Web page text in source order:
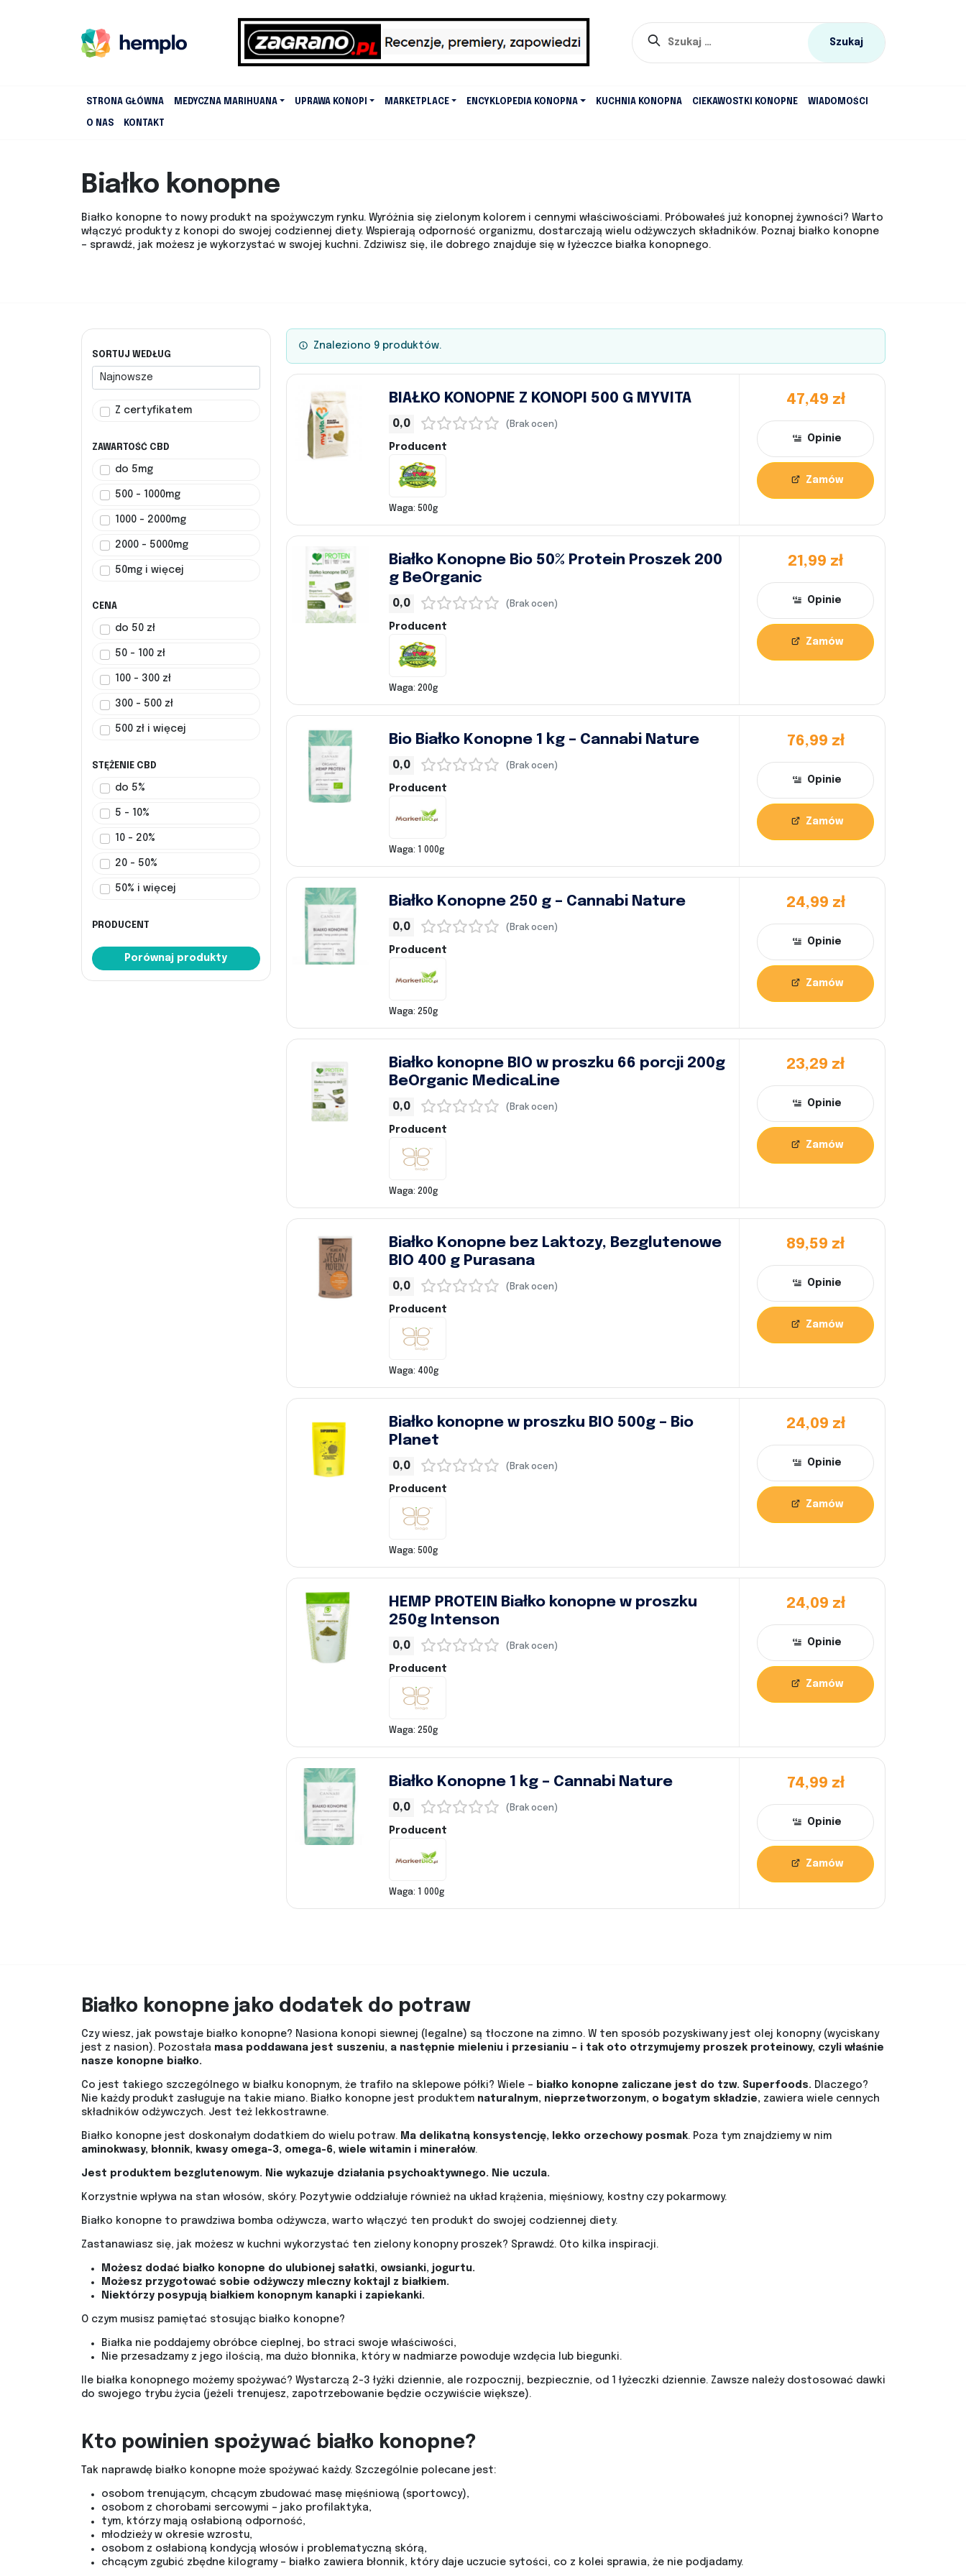
STRONA GŁÓWNA MEDYCZNA MARIHUANA UPRAWA KONOPI MARKETPLACE ENCYKLOPEDIA KONOPNA KUCHNIA KONOPNA CIEKAWOSTKI KONOPNE WIADOMOŚCI
O NAS KONTAKT
Białko konopne
Białko konopne to nowy produkt na spożywczym rynku. Wyróżnia się zielonym kolorem i cennymi właściwościami. Próbowałeś już konopnej żywności? Warto
włączyć produkty z konopi do swojej codziennej diety. Wspierają odporność organizmu, dostarczają wielu odżywczych składników. Poznaj białko konopne
– sprawdź, jak możesz je wykorzystać w swojej kuchni. Zdziwisz się, ile dobrego znajduje się w łyżeczce białka konopnego.
SORTUJ WEDŁUG
Z certyfikatem
ZAWARTOŚĆ CBD
do 5mg
500 - 1000mg
1000 - 2000mg
2000 - 5000mg
50mg i więcej
CENA
do 50 zł
50 - 100 zł
100 - 300 zł
300 - 500 zł
500 zł i więcej
STĘŻENIE CBD
do 5%
5 - 10%
10 - 20%
20 - 50%
50% i więcej
PRODUCENT
Porównaj produkty
Znaleziono 9 produktów.
BIAŁKO KONOPNE Z KONOPI 500 G MYVITA
0,0 (Brak ocen)
Producent
Waga: 500g
47,49 zł
Opinie
Zamów
Białko Konopne Bio 50% Protein Proszek 200
g BeOrganic
0,0 (Brak ocen)
Producent
Waga: 200g
21,99 zł
Opinie
Zamów
Bio Białko Konopne 1 kg – Cannabi Nature
0,0 (Brak ocen)
Producent
Waga: 1 000g
76,99 zł
Opinie
Zamów
Białko Konopne 250 g – Cannabi Nature
0,0 (Brak ocen)
Producent
Waga: 250g
24,99 zł
Opinie
Zamów
Białko konopne BIO w proszku 66 porcji 200g
BeOrganic MedicaLine
0,0 (Brak ocen)
Producent
Waga: 200g
23,29 zł
Opinie
Zamów
Białko Konopne bez Laktozy, Bezglutenowe
BIO 400 g Purasana
0,0 (Brak ocen)
Producent
Waga: 400g
89,59 zł
Opinie
Zamów
Białko konopne w proszku BIO 500g – Bio
Planet
0,0 (Brak ocen)
Producent
Waga: 500g
24,09 zł
Opinie
Zamów
HEMP PROTEIN Białko konopne w proszku
250g Intenson
0,0 (Brak ocen)
Producent
Waga: 250g
24,09 zł
Opinie
Zamów
Białko Konopne 1 kg – Cannabi Nature
0,0 (Brak ocen)
Producent
Waga: 1 000g
74,99 zł
Opinie
Zamów
Białko konopne jako dodatek do potraw
Czy wiesz, jak powstaje białko konopne? Nasiona konopi siewnej (legalne) są tłoczone na zimno. W ten sposób pozyskiwany jest olej konopny (wyciskany
jest z nasion). Pozostała masa poddawana jest suszeniu, a następnie mieleniu i przesianiu – i tak oto otrzymujemy proszek proteinowy, czyli właśnie
nasze konopne białko.
Co jest takiego szczególnego w białku konopnym, że trafiło na sklepowe półki? Wiele – białko konopne zaliczane jest do tzw. Superfoods. Dlaczego?
Nie każdy produkt zasługuje na takie miano. Białko konopne jest produktem naturalnym, nieprzetworzonym, o bogatym składzie, zawiera wiele cennych
składników odżywczych. Jest też lekkostrawne.
Białko konopne jest doskonałym dodatkiem do wielu potraw. Ma delikatną konsystencję, lekko orzechowy posmak. Poza tym znajdziemy w nim
aminokwasy, błonnik, kwasy omega-3, omega-6, wiele witamin i minerałów.
Jest produktem bezglutenowym. Nie wykazuje działania psychoaktywnego. Nie uczula.
Korzystnie wpływa na stan włosów, skóry. Pozytywie oddziałuje również na układ krążenia, mięśniowy, kostny czy pokarmowy.
Białko konopne to prawdziwa bomba odżywcza, warto włączyć ten produkt do swojej codziennej diety.
Zastanawiasz się, jak możesz w kuchni wykorzystać ten zielony konopny proszek? Sprawdź. Oto kilka inspiracji.
Możesz dodać białko konopne do ulubionej sałatki, owsianki, jogurtu.
Możesz przygotować sobie odżywczy mleczny koktajl z białkiem.
Niektórzy posypują białkiem konopnym kanapki i zapiekanki.
O czym musisz pamiętać stosując białko konopne?
Białka nie poddajemy obróbce cieplnej, bo straci swoje właściwości,
Nie przesadzamy z jego ilością, ma dużo błonnika, który w nadmiarze powoduje wzdęcia lub biegunki.
Ile białka konopnego możemy spożywać? Wystarczą 2-3 łyżki dziennie, ale rozpocznij, bezpiecznie, od 1 łyżeczki dziennie. Zawsze należy dostosować dawki
do swojego trybu życia (jeżeli trenujesz, zapotrzebowanie będzie oczywiście większe).
Kto powinien spożywać białko konopne?
Tak naprawdę białko konopne może spożywać każdy. Szczególnie polecane jest:
osobom trenującym, chcącym zbudować masę mięśniową (sportowcy),
osobom z chorobami sercowymi – jako profilaktyka,
tym, którzy mają osłabioną odporność,
młodzieży w okresie wzrostu,
osobom z osłabioną kondycją włosów i problematyczną skórą,
chcącym zgubić zbędne kilogramy – białko zawiera błonnik, który daje uczucie sytości, co z kolei sprawia, że nie podjadamy.